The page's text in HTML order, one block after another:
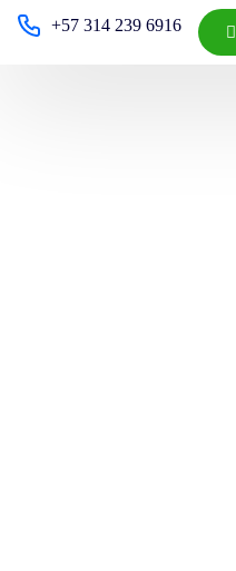
+57 314 239 6916